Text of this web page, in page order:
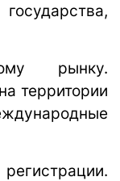
рынку.
территории